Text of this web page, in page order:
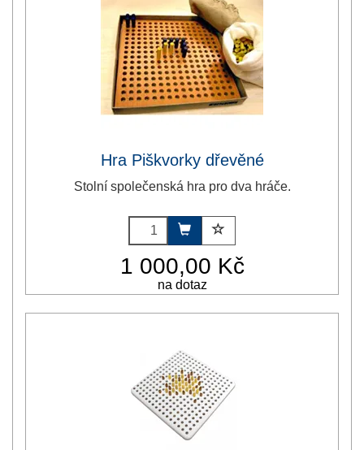
Hra Piškvorky dřevěné
Stolní společenská hra pro dva hráče.
1 000,00 Kč
na dotaz